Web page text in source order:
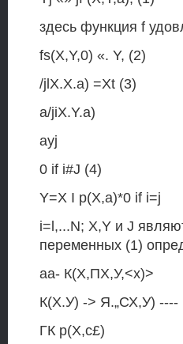
здесь функция f
fs(X,Y,0) «. Y, (2)
/jlX.X.a) =Xt (3)
a/jiX.Y.a)
ayj
0 if i#J (4)
Y=X I p(X,a)*0 if i=j
i=l,...N; X,Y и J
переменных (1)
аа- К(Х,ПХ,У,<х)>
К(Х.У) -> Я.„СХ,У) ----
ГК р(Х,с£)